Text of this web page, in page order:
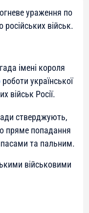
ураження по
військ.
імені короля
роботи української
військ Росії.
стверджують,
пряме попадання
та пальним.
військовими